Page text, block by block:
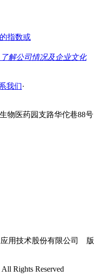
指数或
了解公司情况及企业文化
我们·
物医药园支路华佗巷88号
用技术股份有限公司 版
Rights Reserved